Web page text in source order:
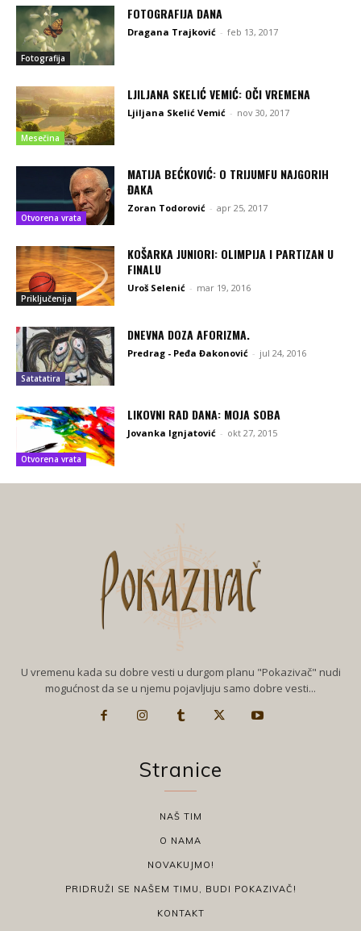
Fotografija
FOTOGRAFIJA DANA
Dragana Trajković - feb 13, 2017
Mesečina
LJILJANA SKELIĆ VEMIĆ: OČI VREMENA
Ljiljana Skelić Vemić - nov 30, 2017
Otvorena vrata
MATIJA BEĆKOVIĆ: O TRIJUMFU NAJGORIH
ĐAKA
Zoran Todorović - apr 25, 2017
Priključenija
KOŠARKA JUNIORI: OLIMPIJA I PARTIZAN U
FINALU
Uroš Selenić - mar 19, 2016
Satatatira
DNEVNA DOZA AFORIZMA.
Predrag - Peđa Đakonović - jul 24, 2016
Otvorena vrata
LIKOVNI RAD DANA: MOJA SOBA
Jovanka Ignjatović - okt 27, 2015
U vremenu kada su dobre vesti u durgom planu "Pokazivač" nudi
mogućnost da se u njemu pojavljuju samo dobre vesti...
Stranice
NAŠ TIM
O NAMA
NOVAKUJMO!
PRIDRUŽI SE NAŠEM TIMU, BUDI POKAZIVAČ!
KONTAKT